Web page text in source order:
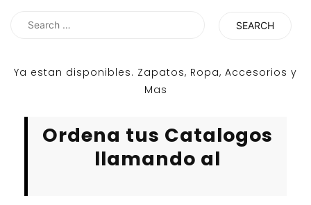
Search
Ya estan disponibles. Zapatos, Ropa, Accesorios y
Mas
Ordena tus Catalogos
llamando al